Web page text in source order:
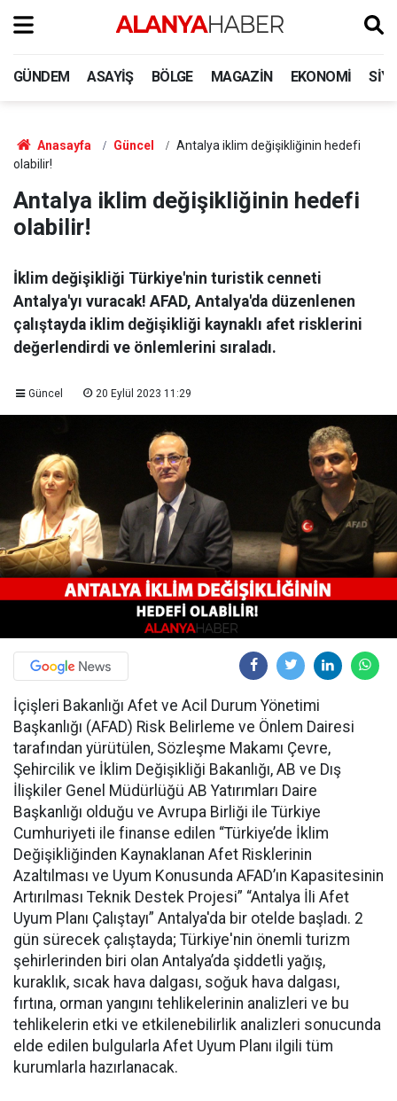
GÜNDEM ASAYIŞ BÖLGE MAGAZIN EKONOMI
Anasayfa Güncel
Antalya iklim değişikliğinin hedefi
olabilir!
Antalya iklim değişikliğinin hedefi
olabilir!
İklim değişikliği Türkiye'nin turistik cenneti
Antalya'yı vuracak! AFAD, Antalya'da düzenlenen
çalıştayda iklim değişikliği kaynaklı afet risklerini
değerlendirdi ve önlemlerini sıraladı.
Güncel 20 Eylül 2023 11:29
İçişleri Bakanlığı Afet ve Acil Durum Yönetimi
Başkanlığı (AFAD) Risk Belirleme ve Önlem Dairesi
tarafından yürütülen, Sözleşme Makamı Çevre,
Şehircilik ve İklim Değişikliği Bakanlığı, AB ve Dış
İlişkiler Genel Müdürlüğü AB Yatırımları Daire
Başkanlığı olduğu ve Avrupa Birliği ile Türkiye
Cumhuriyeti ile finanse edilen “Türkiye’de İklim
Değişikliğinden Kaynaklanan Afet Risklerinin
Azaltılması ve Uyum Konusunda AFAD’ın Kapasitesinin
Artırılması Teknik Destek Projesi” “Antalya İli Afet
Uyum Planı Çalıştayı” Antalya'da bir otelde başladı. 2
gün sürecek çalıştayda; Türkiye'nin önemli turizm
şehirlerinden biri olan Antalya’da şiddetli yağış,
kuraklık, sıcak hava dalgası, soğuk hava dalgası,
fırtına, orman yangını tehlikelerinin analizleri ve bu
tehlikelerin etki ve etkilenebilirlik analizleri sonucunda
elde edilen bulgularla Afet Uyum Planı ilgili tüm
kurumlarla hazırlanacak.